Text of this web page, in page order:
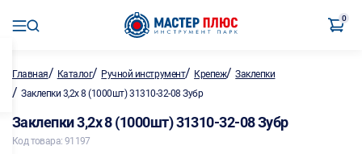
0
Главная/ Каталог/ Ручной инструмент/ Крепеж/Заклепки
/ Заклепки 3,2х 8 (1000шт) 31310-32-08 Зубр
Заклепки 3,2х 8 (1000шт) 31310-32-08 Зубр
Код товара: 91197